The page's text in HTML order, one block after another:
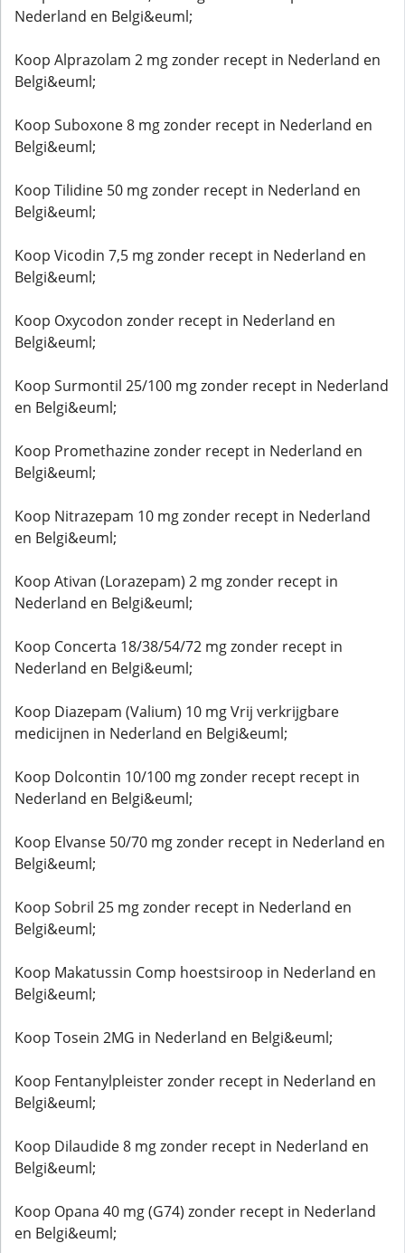
Nederland en Belgi&euml;
Koop Alprazolam 2 mg zonder recept in Nederland en
Belgi&euml;
Koop Suboxone 8 mg zonder recept in Nederland en
Belgi&euml;
Koop Tilidine 50 mg zonder recept in Nederland en
Belgi&euml;
Koop Vicodin 7,5 mg zonder recept in Nederland en
Belgi&euml;
Koop Oxycodon zonder recept in Nederland en
Belgi&euml;
Koop Surmontil 25/100 mg zonder recept in Nederland
en Belgi&euml;
Koop Promethazine zonder recept in Nederland en
Belgi&euml;
Koop Nitrazepam 10 mg zonder recept in Nederland
en Belgi&euml;
Koop Ativan (Lorazepam) 2 mg zonder recept in
Nederland en Belgi&euml;
Koop Concerta 18/38/54/72 mg zonder recept in
Nederland en Belgi&euml;
Koop Diazepam (Valium) 10 mg Vrij verkrijgbare
medicijnen in Nederland en Belgi&euml;
Koop Dolcontin 10/100 mg zonder recept recept in
Nederland en Belgi&euml;
Koop Elvanse 50/70 mg zonder recept in Nederland en
Belgi&euml;
Koop Sobril 25 mg zonder recept in Nederland en
Belgi&euml;
Koop Makatussin Comp hoestsiroop in Nederland en
Belgi&euml;
Koop Tosein 2MG in Nederland en Belgi&euml;
Koop Fentanylpleister zonder recept in Nederland en
Belgi&euml;
Koop Dilaudide 8 mg zonder recept in Nederland en
Belgi&euml;
Koop Opana 40 mg (G74) zonder recept in Nederland
en Belgi&euml;